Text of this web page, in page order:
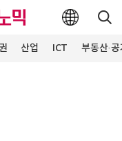
산업 ICT 부동산·